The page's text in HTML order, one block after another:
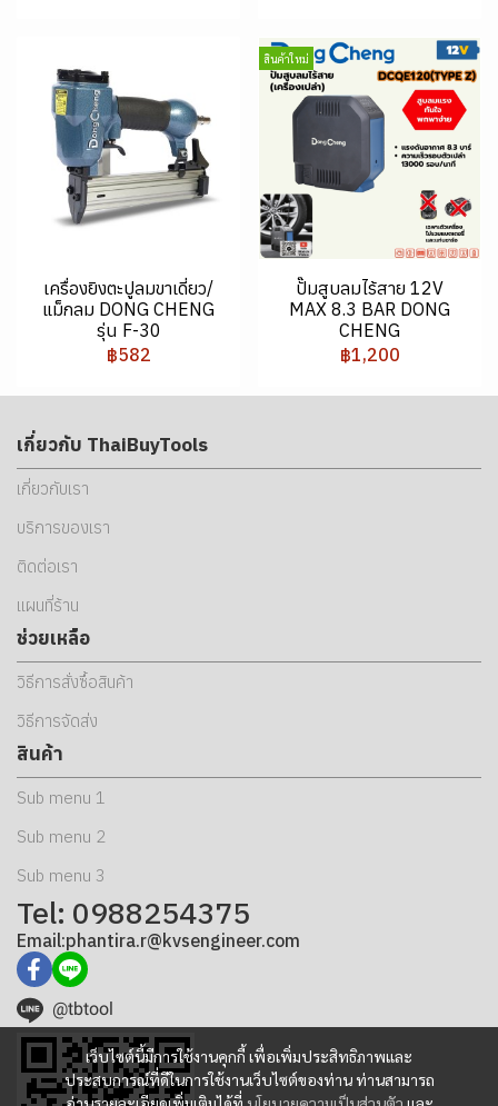
เครื่องยิงตะปูลมขาเดี่ยว/
แม็กลม DONG CHENG
รุ่น F-30
฿582
สินค้าใหม่
ปั๊มสูบลมไร้สาย 12V
MAX 8.3 BAR DONG
CHENG
฿1,200
เว็บไซต์นี้มีการใช้งานคุกกี้ เพื่อเพิ่มประสิทธิภาพและ
ประสบการณ์ที่ดีในการใช้งานเว็บไซต์ของท่าน ท่านสามารถ
เกี่ยวกับ ThaiBuyTools
เกี่ยวกับเรา
บริการของเรา
ติดต่อเรา
แผนที่ร้าน
ช่วยเหลือ
วิธีการสั่งซื้อสินค้า
วิธีการจัดส่ง
สินค้า
Sub menu 1
Sub menu 2
Sub menu 3
Tel: 0988254375
Email:phantira.r@kvsengineer.com
@tbtool